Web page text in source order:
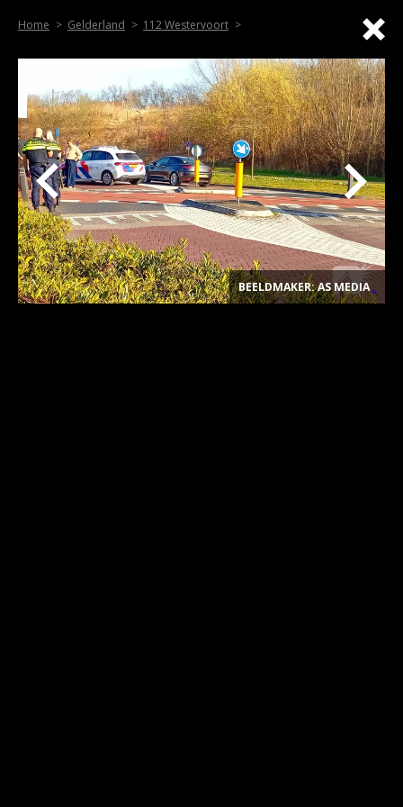
Home Gelderland 112 Westervoort
BEELDMAKER: AS MEDIA.